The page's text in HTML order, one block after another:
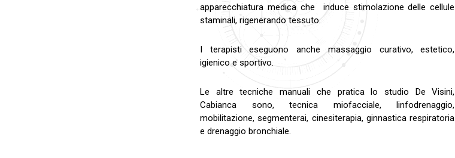
apparecchiatura medica che induce stimolazione delle cellule
staminali, rigenerando tessuto.
I terapisti eseguono anche massaggio curativo, estetico,
igienico e sportivo.
Le altre tecniche manuali che pratica lo studio De Visini,
Cabianca sono, tecnica miofacciale, linfodrenaggio,
mobilitazione, segmenterai, cinesiterapia, ginnastica respiratoria
e drenaggio bronchiale.